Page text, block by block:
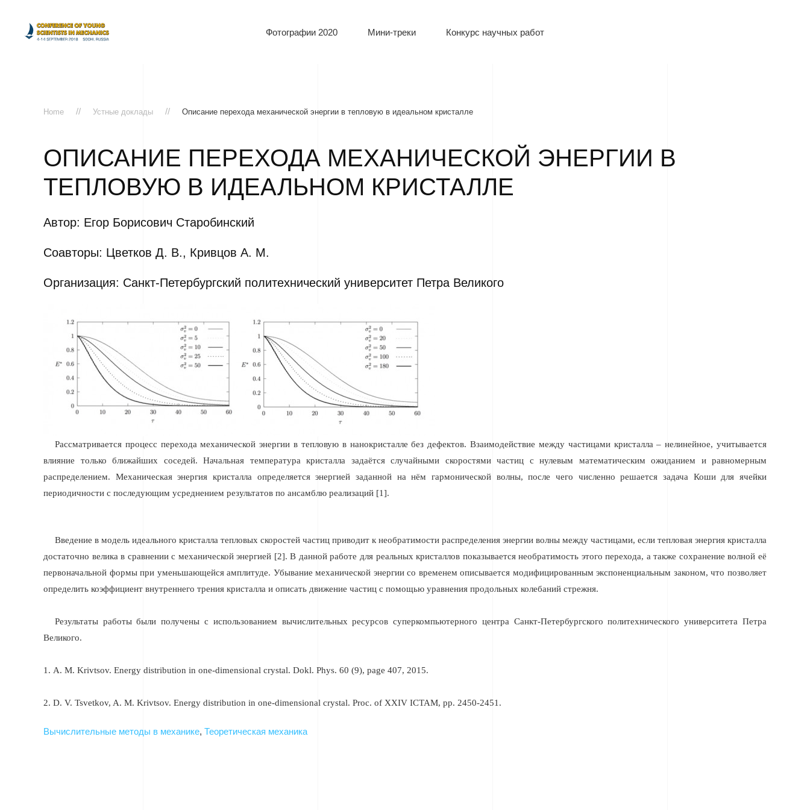
Фотографии 2020 Мини-треки Конкурс научных работ
Home Устные доклады Описание перехода механической энергии в тепловую в идеальном кристалле
ОПИСАНИЕ ПЕРЕХОДА МЕХАНИЧЕСКОЙ ЭНЕРГИИ В
ТЕПЛОВУЮ В ИДЕАЛЬНОМ КРИСТАЛЛЕ
Автор: Егор Борисович Старобинский
Соавторы: Цветков Д. В., Кривцов А. М.
Организация: Санкт-Петербургский политехнический университет Петра Великого
Рассматривается процесс перехода механической энергии в тепловую в нанокристалле без дефектов. Взаимодействие между частицами кристалла – нелинейное, учитывается
влияние только ближайших соседей. Начальная температура кристалла задаётся случайными скоростями частиц с нулевым математическим ожиданием и равномерным
распределением. Механическая энергия кристалла определяется энергией заданной на нём гармонической волны, после чего численно решается задача Коши для ячейки
периодичности с последующим усреднением результатов по ансамблю реализаций [1].
Введение в модель идеального кристалла тепловых скоростей частиц приводит к необратимости распределения энергии волны между частицами, если тепловая энергия кристалла
достаточно велика в сравнении с механической энергией [2]. В данной работе для реальных кристаллов показывается необратимость этого перехода, а также сохранение волной её
первоначальной формы при уменьшающейся амплитуде. Убывание механической энергии со временем описывается модифицированным экспоненциальным законом, что позволяет
определить коэффициент внутреннего трения кристалла и описать движение частиц с помощью уравнения продольных колебаний стрежня.
Результаты работы были получены с использованием вычислительных ресурсов суперкомпьютерного центра Санкт-Петербургского политехнического университета Петра
Великого.
1 . A. M. Krivtsov. Energy distribution in one-dimensional crystal. Dokl. Phys. 60 (9), page 407, 2015.
2. D. V. Tsvetkov, A. M. Krivtsov. Energy distribution in one-dimensional crystal. Proc. of XXIV ICTAM, pp. 2450-2451.
Вычислительные методы в механике, Теоретическая механика